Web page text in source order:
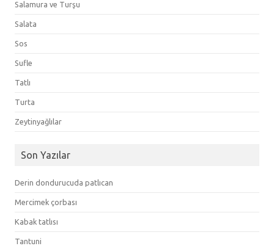
Salamura ve Turşu
Salata
Sos
Sufle
Tatlı
Turta
Zeytinyağlılar
Son Yazılar
Derin dondurucuda patlıcan
Mercimek çorbası
Kabak tatlısı
Tantuni